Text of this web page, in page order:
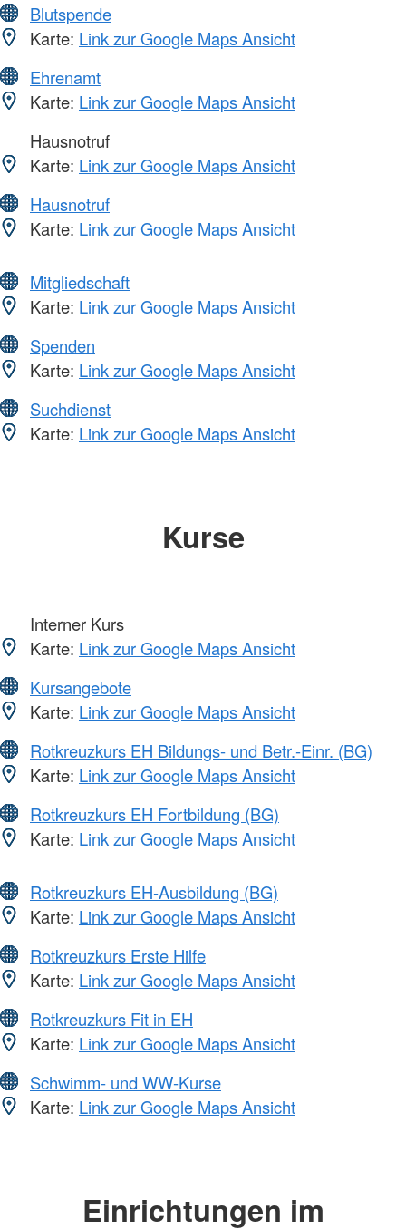
Blutspende
Karte: Link zur Google Maps Ansicht
Ehrenamt
Karte: Link zur Google Maps Ansicht
Hausnotruf
Karte: Link zur Google Maps Ansicht
Hausnotruf
Karte: Link zur Google Maps Ansicht
Mitgliedschaft
Karte: Link zur Google Maps Ansicht
Spenden
Karte: Link zur Google Maps Ansicht
Suchdienst
Karte: Link zur Google Maps Ansicht
Kurse
Interner Kurs
Karte: Link zur Google Maps Ansicht
Kursangebote
Karte: Link zur Google Maps Ansicht
Rotkreuzkurs EH Bildungs- und Betr.-Einr. (BG)
Karte: Link zur Google Maps Ansicht
Rotkreuzkurs EH Fortbildung (BG)
Karte: Link zur Google Maps Ansicht
Rotkreuzkurs EH-Ausbildung (BG)
Karte: Link zur Google Maps Ansicht
Rotkreuzkurs Erste Hilfe
Karte: Link zur Google Maps Ansicht
Rotkreuzkurs Fit in EH
Karte: Link zur Google Maps Ansicht
Schwimm- und WW-Kurse
Karte: Link zur Google Maps Ansicht
Einrichtungen im